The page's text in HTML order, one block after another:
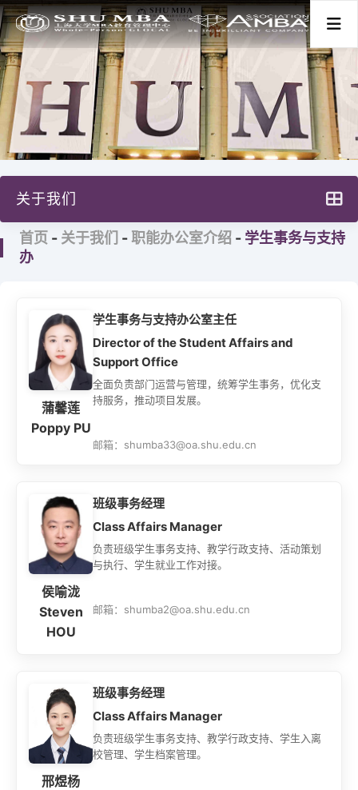
首页
新闻活动
学生发展
国际化
关于我们
项目特色
治理构架
成绩与奖状
ECO合作伙伴
职能办公室介绍
首页 - 关于我们 -职能办公室介绍 - 学生事务与支持
办
蒲馨莲
Poppy PU
学生事务与支持办公室主任
Director of the Student Affairs and
Support Office
全面负责部门运营与管理，统筹学生事务，优化支
持服务，推动项目发展。
邮箱：shumba33@oa.shu.edu.cn
侯喻泷
Steven
HOU
​班级事务经理
Class Affairs Manager
负责班级学生事务支持、教学行政支持、活动策划
与执行、学生就业工作对接。
邮箱：shumba2@oa.shu.edu.cn
邢煜杨
​班级事务经理
Class Affairs Manager
负责班级学生事务支持、教学行政支持、学生入离
校管理、学生档案管理。